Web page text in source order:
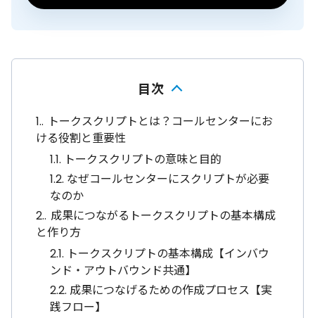
目次
1.
トークスクリプトとは？コールセンターにお
ける役割と重要性
1.1. トークスクリプトの意味と目的
1.2. なぜコールセンターにスクリプトが必要
なのか
2. 成果につながるトークスクリプトの基本構成
と作り方
2.1. トークスクリプトの基本構成【インバウ
ンド・アウトバウンド共通】
2.2. 成果につなげるための作成プロセス【実
践フロー】